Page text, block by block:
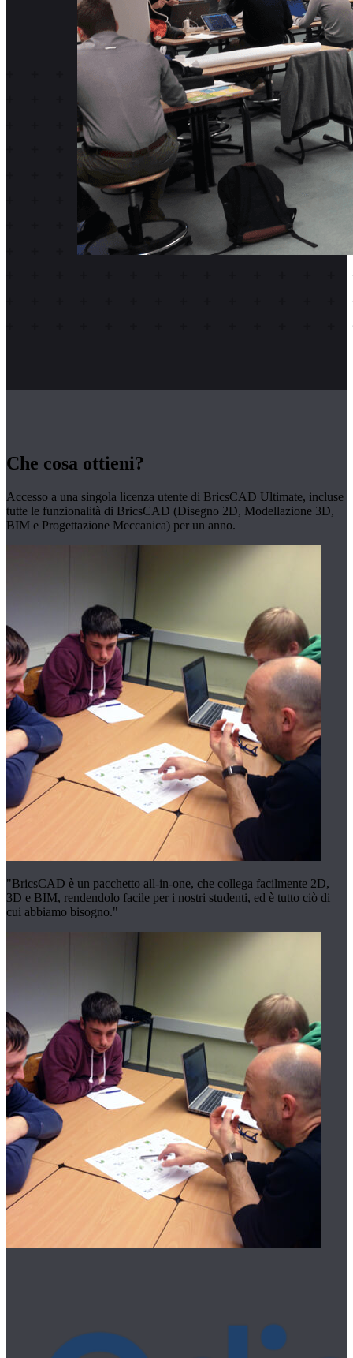
Che cosa ottieni?
Accesso a una singola licenza utente di BricsCAD Ultimate, incluse
tutte le funzionalità di BricsCAD (Disegno 2D, Modellazione 3D,
BIM e Progettazione Meccanica) per un anno.
"BricsCAD è un pacchetto all-in-one, che collega facilmente 2D,
3D e BIM, rendendolo facile per i nostri studenti, ed è tutto ciò di
cui abbiamo bisogno."